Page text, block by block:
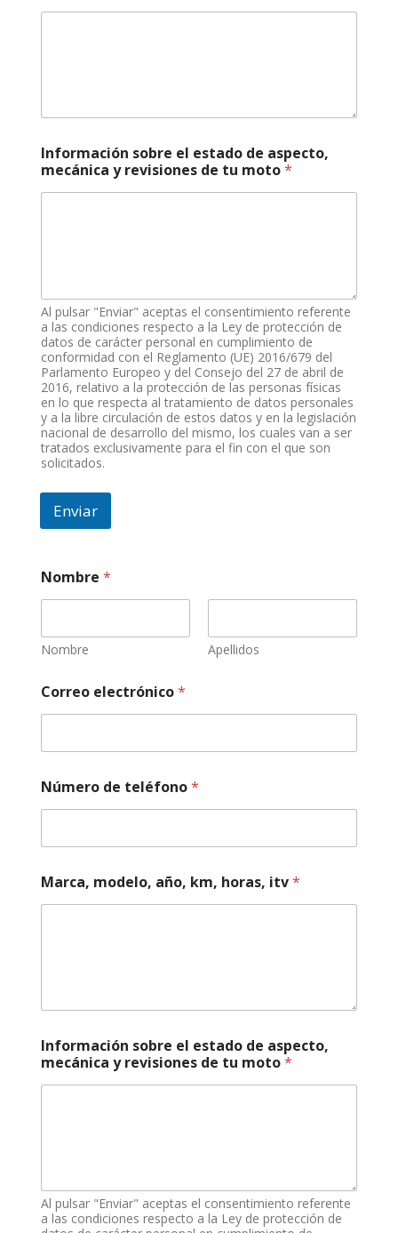
o
o
,Información sobre el estado de aspecto,
mecánica y revisiones de tu moto*
Al pulsar "Enviar" aceptas el consentimiento referente
a las condiciones respecto a la Ley de protección de
datos de carácter personal en cumplimiento de
conformidad con el Reglamento (UE) 2016/679 del
Parlamento Europeo y del Consejo del 27 de abril de
2016, relativo a la protección de las personas físicas
en lo que respecta al tratamiento de datos personales
y a la libre circulación de estos datos y en la legislación
nacional de desarrollo del mismo, los cuales van a ser
tratados exclusivamente para el fin con el que son
solicitados.
Enviar
Nombre *
Nombre Apellidos
e
e
t
d
o
N
m
r
Correo electrónico*
Número de teléfono*
Marca, modelo, año, km, horas, itv*
Información sobre el estado de aspecto,
mecánica y revisiones de tu moto*
Al pulsar "Enviar" aceptas el consentimiento referente
a las condiciones respecto a la Ley de protección de